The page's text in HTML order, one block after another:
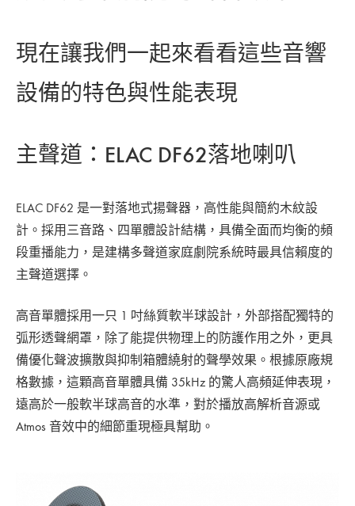
現在讓我們一起來看看這些音響
設備的特色與性能表現
主聲道：ELAC DF62落地喇叭
ELAC DF62 是一對落地式揚聲器，高性能與簡約木紋設
計。採用三音路、四單體設計結構，具備全面而均衡的頻
段重播能力，是建構多聲道家庭劇院系統時最具信賴度的
主聲道選擇。
高音單體採用一只 1 吋絲質軟半球設計，外部搭配獨特的
弧形透聲網罩，除了能提供物理上的防護作用之外，更具
備優化聲波擴散與抑制箱體繞射的聲學效果。根據原廠規
格數據，這顆高音單體具備 35kHz 的驚人高頻延伸表現，
遠高於一般軟半球高音的水準，對於播放高解析音源或
Atmos 音效中的細節重現極具幫助。